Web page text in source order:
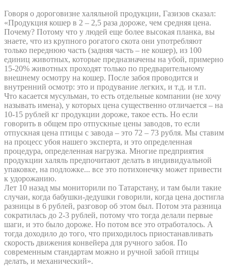
Говоря о дороговизне халяльной продукции, Газизов сказал:
«Продукция кошер в 2 – 2,5 раза дороже, чем средняя цена.
Почему? Потому что у людей еще более высокая планка, вы
знаете, что из крупного рогатого скота они употребляют
только переднюю часть (задняя часть – не кошер), из 100
единиц животных, которые предназначены на убой, примерно
15-20% животных проходят только по предварительному
внешнему осмотру на кошер. После забоя проводится и
внутренний осмотр: это и продувание легких, и т.д. и т.п.
Что касается мусульман, то есть отдельные компании (не хочу
называть имена), у которых цена существенно отличается – на
10-15 рублей кг продукции дороже, такое есть. Но если
говорить в общем про отпускные цены заводов, то если
отпускная цена птицы с завода – это 72 – 73 рубля. Мы ставим
на процесс убоя нашего эксперта, и это определенная
процедура, определенная нагрузка. Многие предприятия
продукции халяль предпочитают делать в индивидуальной
упаковке, на подложке... все это потихонечку может привести
к удорожанию.
Лет 10 назад мы мониторили по Татарстану, и там были такие
случаи, когда бабушки-дедушки говорили, когда цена достигла
разницы в 6 рублей, разговор об этом был. Потом эта разница
сократилась до 2-3 рублей, потому что тогда делали первые
шаги, и это было дороже. Но потом все это отработалось. А
тогда доходило до того, что приходилось приостанавливать
скорость движения конвейера для ручного забоя. По
современным стандартам можно и ручной забой птицы
делать, и механический».